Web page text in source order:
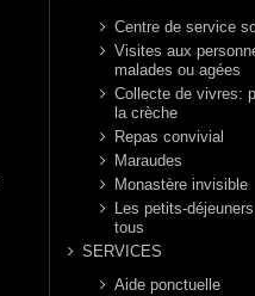
Centre de service
Visites aux
malades ou agées
Collecte de vivres:
la crèche
Repas convivial
Maraudes
Monastère invisible
Les petits-
tous
SERVICES
Aide ponctuelle